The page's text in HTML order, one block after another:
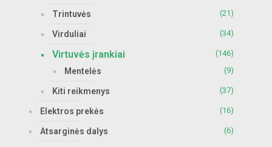
Trintuvės (21)
Virduliai (34)
Virtuvės įrankiai (146)
Mentelės (9)
Kiti reikmenys (37)
Elektros prekės (16)
Atsarginės dalys (6)